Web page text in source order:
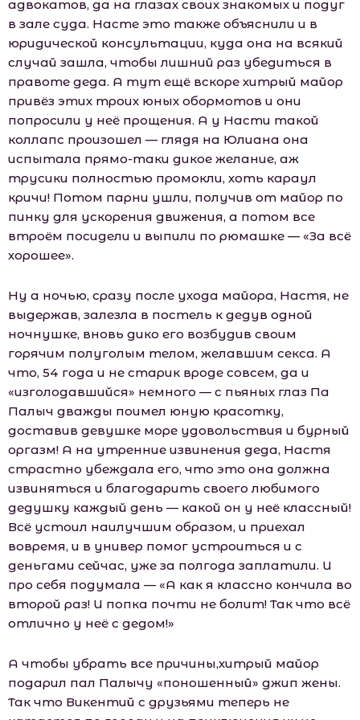
адвокатов, да на глазах своих знакомых и подуг
в зале суда. Насте это также объяснили и в
юридической консультации, куда она на всякий
случай зашла, чтобы лишний раз убедиться в
правоте деда. А тут ещё вскоре хитрый майор
привёз этих троих юных обормотов и они
попросили у неё прощения. А у Насти такой
коллапс произошел — глядя на Юлиана она
испытала прямо-таки дикое желание, аж
трусики полностью промокли, хоть караул
кричи! Потом парни ушли, получив от майор по
пинку для ускорения движения, а потом все
втроём посидели и выпили по рюмашке — «За всё
хорошее».
Ну а ночью, сразу после ухода майора, Настя, не
выдержав, залезла в постель к дедув одной
ночнушке, вновь дико его возбудив своим
горячим полуголым телом, желавшим секса. А
что, 54 года и не старик вроде совсем, да и
«изголодавшийся» немного — с пьяных глаз Па
Палыч дважды поимел юную красотку,
доставив девушке море удовольствия и бурный
оргазм! А на утренние извинения деда, Настя
страстно убеждала его, что это она должна
извиняться и благодарить своего любимого
дедушку каждый день — какой он у неё классный!
Всё устоил наилучшим образом, и приехал
вовремя, и в универ помог устроиться и с
деньгами сейчас, уже за полгода заплатили. И
про себя подумала — «А как я классно кончила во
второй раз! И попка почти не болит! Так что всё
отлично у неё с дедом!»
А чтобы убрать все причины,хитрый майор
подарил пал Палычу «поношенный» джип жены.
Так что Викентий с друзьями теперь не